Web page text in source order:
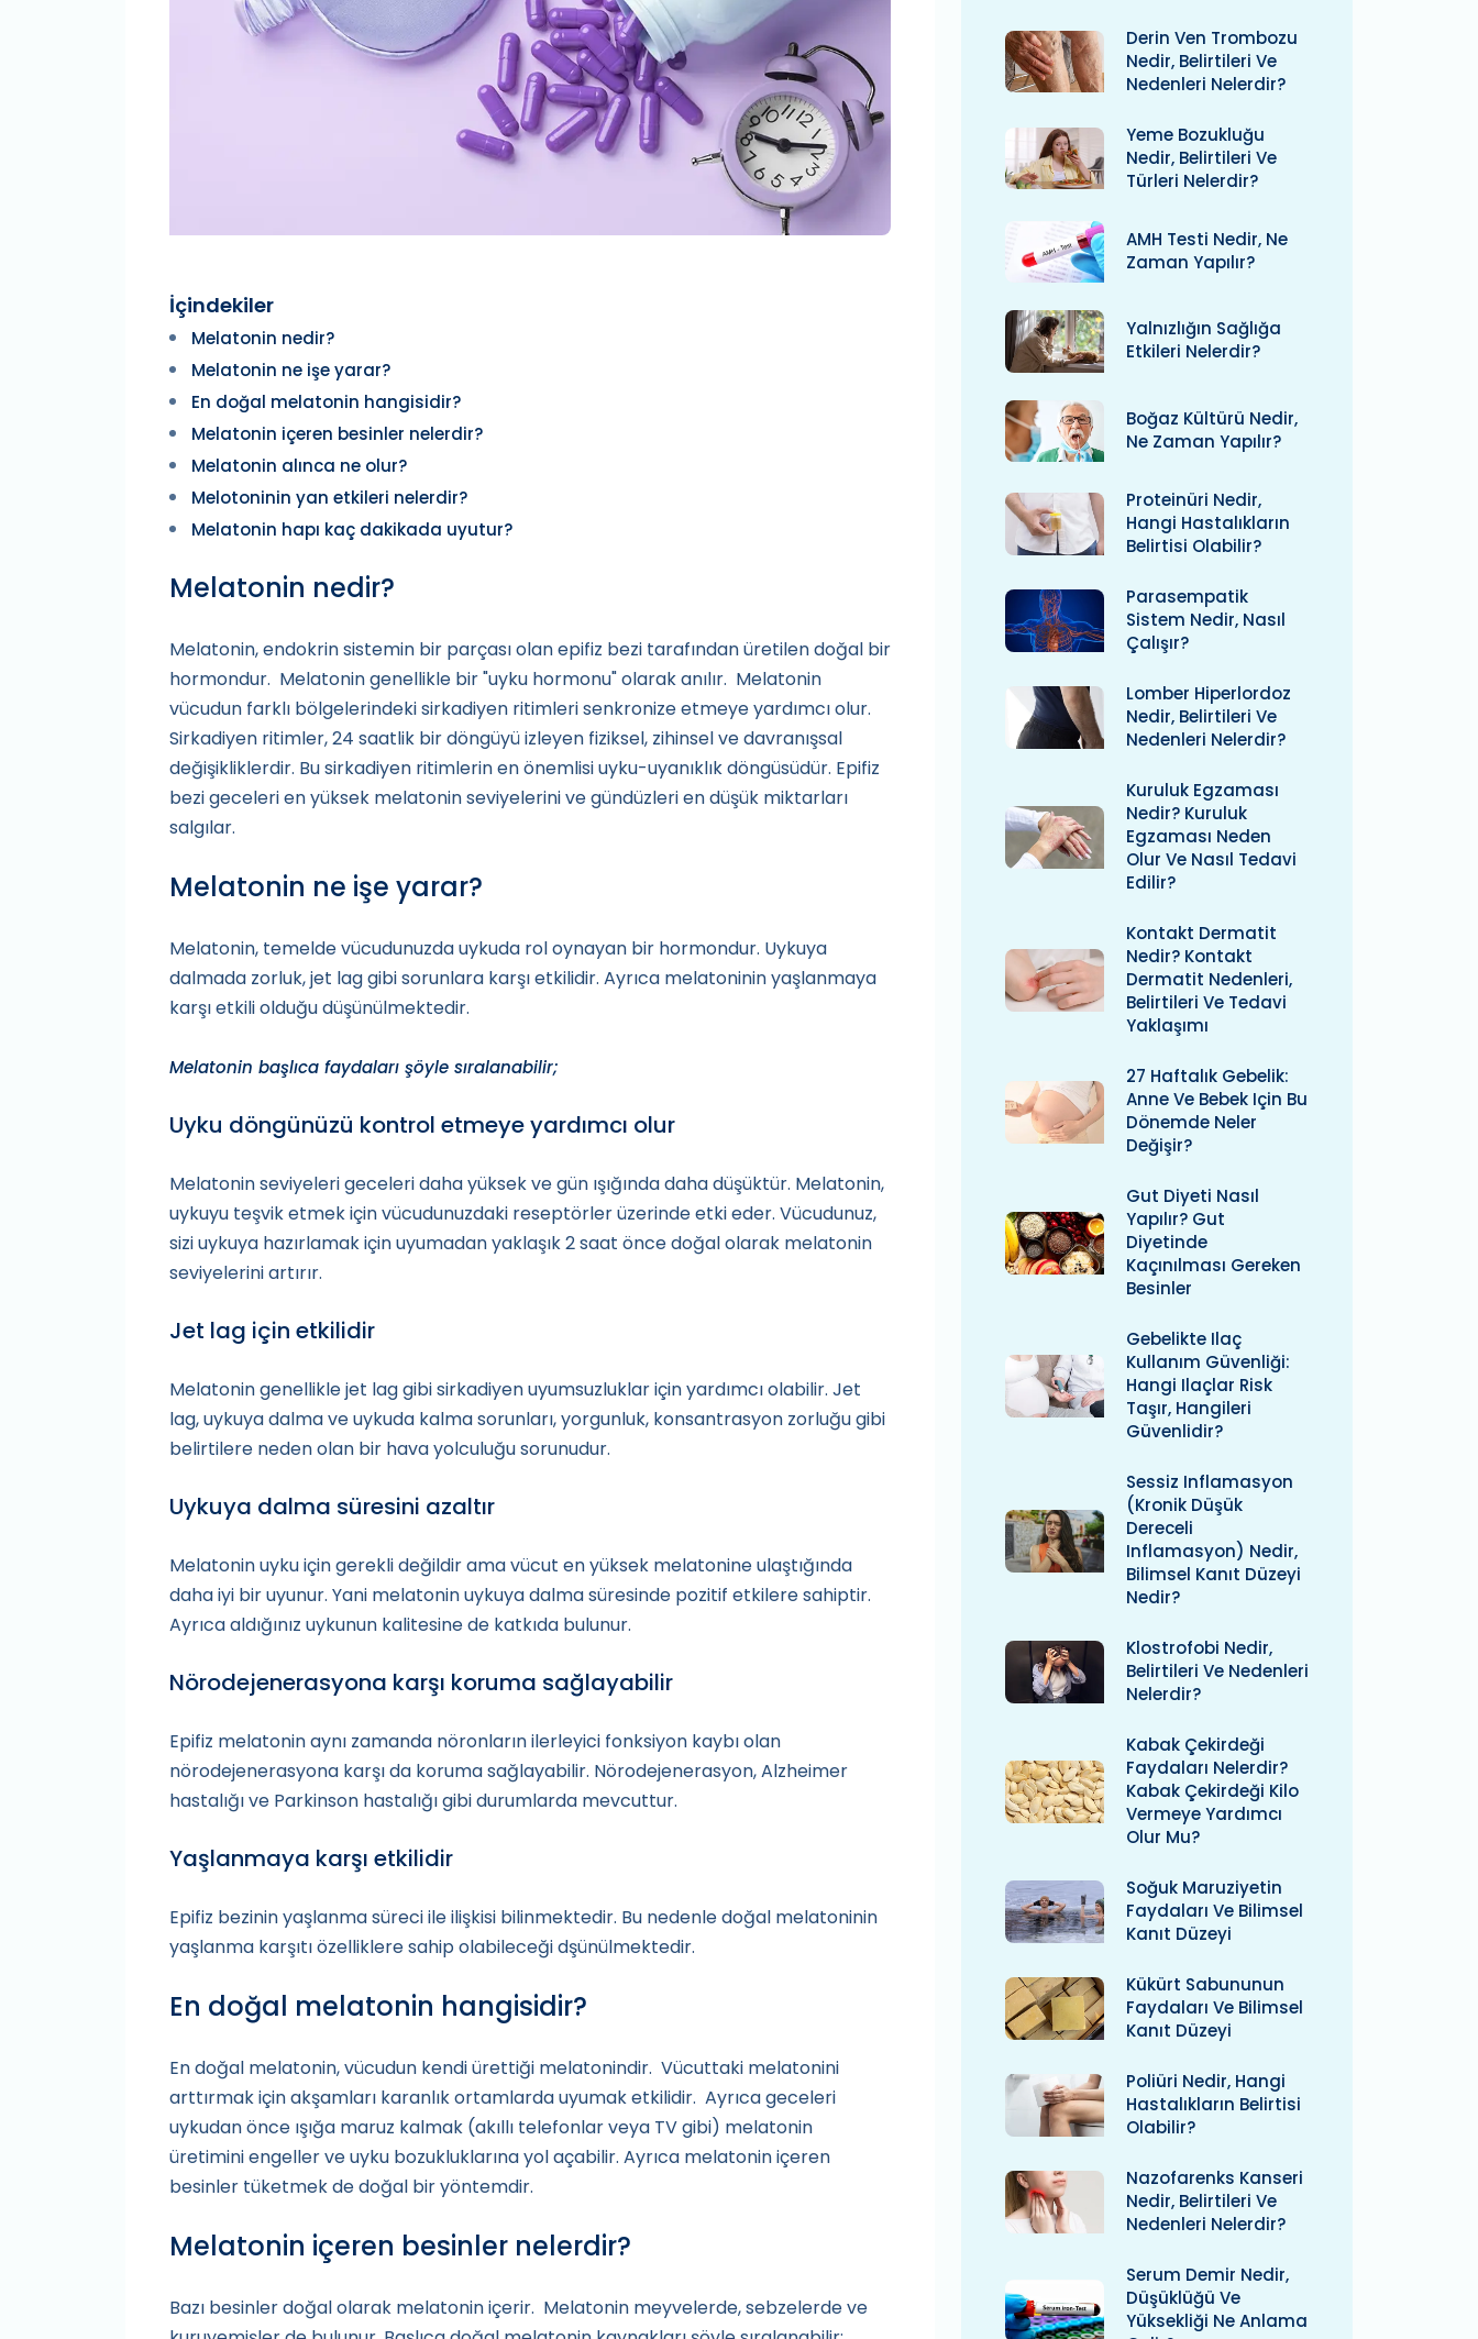
İçindekiler
Melatonin nedir?
Melatonin ne işe yarar?
En doğal melatonin hangisidir?
Melatonin içeren besinler nelerdir?
Melatonin alınca ne olur?
Melotoninin yan etkileri nelerdir?
Melatonin hapı kaç dakikada uyutur?
Melatonin nedir?
Melatonin, endokrin sistemin bir parçası olan epifiz bezi tarafından üretilen doğal bir
hormondur. Melatonin genellikle bir "uyku hormonu" olarak anılır. Melatonin
vücudun farklı bölgelerindeki sirkadiyen ritimleri senkronize etmeye yardımcı olur.
Sirkadiyen ritimler, 24 saatlik bir döngüyü izleyen fiziksel, zihinsel ve davranışsal
değişikliklerdir. Bu sirkadiyen ritimlerin en önemlisi uyku-uyanıklık döngüsüdür. Epifiz
bezi geceleri en yüksek melatonin seviyelerini ve gündüzleri en düşük miktarları
salgılar.
Melatonin ne işe yarar?
Melatonin, temelde vücudunuzda uykuda rol oynayan bir hormondur. Uykuya
dalmada zorluk, jet lag gibi sorunlara karşı etkilidir. Ayrıca melatoninin yaşlanmaya
karşı etkili olduğu düşünülmektedir.
Melatonin başlıca faydaları şöyle sıralanabilir;
Uyku döngünüzü kontrol etmeye yardımcı olur
Melatonin seviyeleri geceleri daha yüksek ve gün ışığında daha düşüktür. Melatonin,
uykuyu teşvik etmek için vücudunuzdaki reseptörler üzerinde etki eder. Vücudunuz,
sizi uykuya hazırlamak için uyumadan yaklaşık 2 saat önce doğal olarak melatonin
seviyelerini artırır.
Jet lag için etkilidir
Melatonin genellikle jet lag gibi sirkadiyen uyumsuzluklar için yardımcı olabilir. Jet
lag, uykuya dalma ve uykuda kalma sorunları, yorgunluk, konsantrasyon zorluğu gibi
belirtilere neden olan bir hava yolculuğu sorunudur.
Uykuya dalma süresini azaltır
Melatonin uyku için gerekli değildir ama vücut en yüksek melatonine ulaştığında
daha iyi bir uyunur. Yani melatonin uykuya dalma süresinde pozitif etkilere sahiptir.
Ayrıca aldığınız uykunun kalitesine de katkıda bulunur.
Nörodejenerasyona karşı koruma sağlayabilir
Epifiz melatonin aynı zamanda nöronların ilerleyici fonksiyon kaybı olan
nörodejenerasyona karşı da koruma sağlayabilir. Nörodejenerasyon, Alzheimer
hastalığı ve Parkinson hastalığı gibi durumlarda mevcuttur.
Yaşlanmaya karşı etkilidir
Epifiz bezinin yaşlanma süreci ile ilişkisi bilinmektedir. Bu nedenle doğal melatoninin
yaşlanma karşıtı özelliklere sahip olabileceği dşünülmektedir.
En doğal melatonin hangisidir?
En doğal melatonin, vücudun kendi ürettiği melatonindir. Vücuttaki melatonini
arttırmak için akşamları karanlık ortamlarda uyumak etkilidir. Ayrıca geceleri
uykudan önce ışığa maruz kalmak (akıllı telefonlar veya TV gibi) melatonin
üretimini engeller ve uyku bozukluklarına yol açabilir. Ayrıca melatonin içeren
besinler tüketmek de doğal bir yöntemdir.
Melatonin içeren besinler nelerdir?
Bazı besinler doğal olarak melatonin içerir. Melatonin meyvelerde, sebzelerde ve
Derin Ven Trombozu
Nedir, Belirtileri Ve
Nedenleri Nelerdir?
Yeme Bozukluğu
Nedir, Belirtileri Ve
Türleri Nelerdir?
AMH Testi Nedir, Ne
Zaman Yapılır?
Yalnızlığın Sağlığa
Etkileri Nelerdir?
Boğaz Kültürü Nedir,
Ne Zaman Yapılır?
Proteinüri Nedir,
Hangi Hastalıkların
Belirtisi Olabilir?
Parasempatik
Sistem Nedir, Nasıl
Çalışır?
Lomber Hiperlordoz
Nedir, Belirtileri Ve
Nedenleri Nelerdir?
Kuruluk Egzaması
Nedir? Kuruluk
Egzaması Neden
Olur Ve Nasıl Tedavi
Edilir?
Kontakt Dermatit
Nedir? Kontakt
Dermatit Nedenleri,
Belirtileri Ve Tedavi
Yaklaşımı
27 Haftalık Gebelik:
Anne Ve Bebek Için Bu
Dönemde Neler
Değişir?
Gut Diyeti Nasıl
Yapılır? Gut
Diyetinde
Kaçınılması Gereken
Besinler
Gebelikte Ilaç
Kullanım Güvenliği:
Hangi Ilaçlar Risk
Taşır, Hangileri
Güvenlidir?
Sessiz Inflamasyon
(kronik Düşük
Dereceli
Inflamasyon) Nedir,
Bilimsel Kanıt Düzeyi
Nedir?
Klostrofobi Nedir,
Belirtileri Ve Nedenleri
Nelerdir?
Kabak Çekirdeği
Faydaları Nelerdir?
Kabak Çekirdeği Kilo
Vermeye Yardımcı
Olur Mu?
Soğuk Maruziyetin
Faydaları Ve Bilimsel
Kanıt Düzeyi
Kükürt Sabununun
Faydaları Ve Bilimsel
Kanıt Düzeyi
Poliüri Nedir, Hangi
Hastalıkların Belirtisi
Olabilir?
Nazofarenks Kanseri
Nedir, Belirtileri Ve
Nedenleri Nelerdir?
Serum Demir Nedir,
Düşüklüğü Ve
Yüksekliği Ne Anlama